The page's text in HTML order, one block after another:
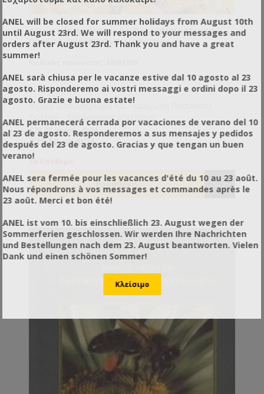
ΒΙΒΛΊΟ ΒΑΣΙΛΟΤΡΟΦΊΑ ΚΑΙ ΠΑΡΑΓΩΓΉ ΒΑΣΙΛΙΚΟΎ
ΠΟΛΤΟΎ - ΚΑΡΑΚΟΎΣΗΣ ΔΗΜΉΤΡΙΟΣ
Βιβλίο Βασιλοτροφία και Παραγωγή Βασιλικού
Πολτού - Καρακούσης Δημήτριος
€20,38 χωρίς ΦΠΑ
€21,60 με ΦΠΑ
Σε Απόθεμα
ANEL will be closed for summer holidays from August 10th
until August 23rd. We will respond to your messages and
orders after August 23rd. Thank you and have a great
summer!
ANEL sarà chiusa per le vacanze estive dal 10 agosto al 23
agosto. Risponderemo ai vostri messaggi e ordini dopo il 23
agosto. Grazie e buona estate!
ANEL permanecerá cerrada por vacaciones de verano del 10
al 23 de agosto. Responderemos a sus mensajes y pedidos
después del 23 de agosto. Gracias y que tengan un buen
verano!
ANEL sera fermée pour les vacances d'été du 10 au 23 août.
Nous répondrons à vos messages et commandes après le
23 août. Merci et bon été!
ANEL ist vom 10. bis einschließlich 23. August wegen der
Sommerferien geschlossen. Wir werden Ihre Nachrichten
und Bestellungen nach dem 23. August beantworten. Vielen
Dank und einen schönen Sommer!